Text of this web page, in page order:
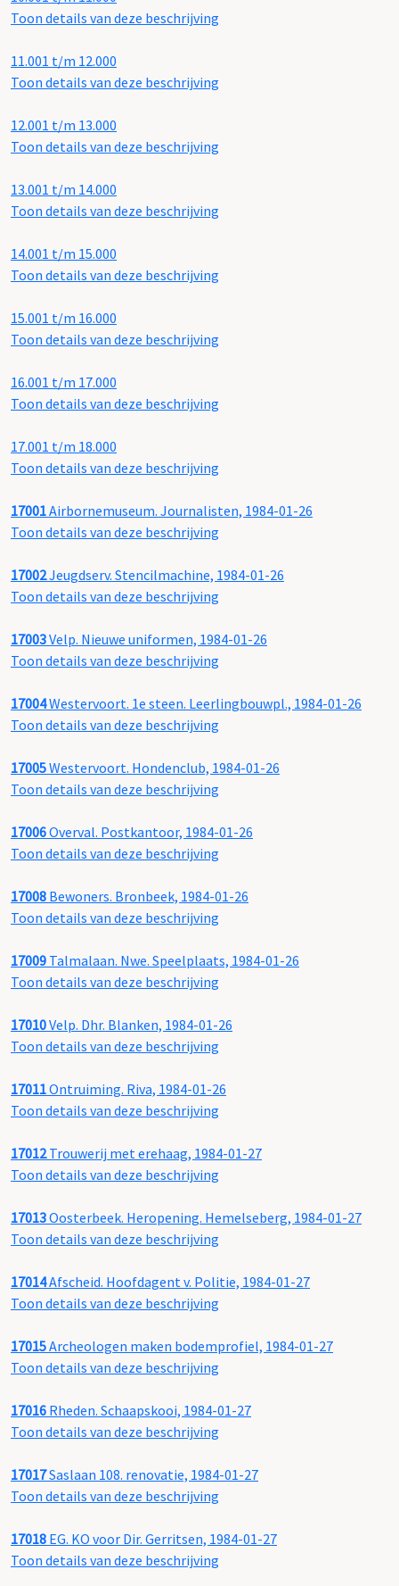
Toon details van deze beschrijving
11.001 t/m 12.000
Toon details van deze beschrijving
12.001 t/m 13.000
Toon details van deze beschrijving
13.001 t/m 14.000
Toon details van deze beschrijving
14.001 t/m 15.000
Toon details van deze beschrijving
15.001 t/m 16.000
Toon details van deze beschrijving
16.001 t/m 17.000
Toon details van deze beschrijving
17.001 t/m 18.000
Toon details van deze beschrijving
17001Airbornemuseum. Journalisten, 1984-01-26
Toon details van deze beschrijving
17002Jeugdserv. Stencilmachine, 1984-01-26
Toon details van deze beschrijving
17003Velp. Nieuwe uniformen, 1984-01-26
Toon details van deze beschrijving
17004Westervoort. 1e steen. Leerlingbouwpl., 1984-01-26
Toon details van deze beschrijving
17005Westervoort. Hondenclub, 1984-01-26
Toon details van deze beschrijving
17006Overval. Postkantoor, 1984-01-26
Toon details van deze beschrijving
17008 Bewoners. Bronbeek, 1984-01-26
Toon details van deze beschrijving
17009 Talmalaan. Nwe. Speelplaats, 1984-01-26
Toon details van deze beschrijving
17010Velp. Dhr. Blanken, 1984-01-26
Toon details van deze beschrijving
17011Ontruiming. Riva, 1984-01-26
Toon details van deze beschrijving
17012Trouwerij met erehaag, 1984-01-27
Toon details van deze beschrijving
17013Oosterbeek. Heropening. Hemelseberg, 1984-01-27
Toon details van deze beschrijving
17014Afscheid. Hoofdagent v. Politie, 1984-01-27
Toon details van deze beschrijving
17015Archeologen maken bodemprofiel, 1984-01-27
Toon details van deze beschrijving
17016 Rheden. Schaapskooi, 1984-01-27
Toon details van deze beschrijving
17017Saslaan 108. renovatie, 1984-01-27
Toon details van deze beschrijving
17018 EG. KO voor Dir. Gerritsen, 1984-01-27
Toon details van deze beschrijving